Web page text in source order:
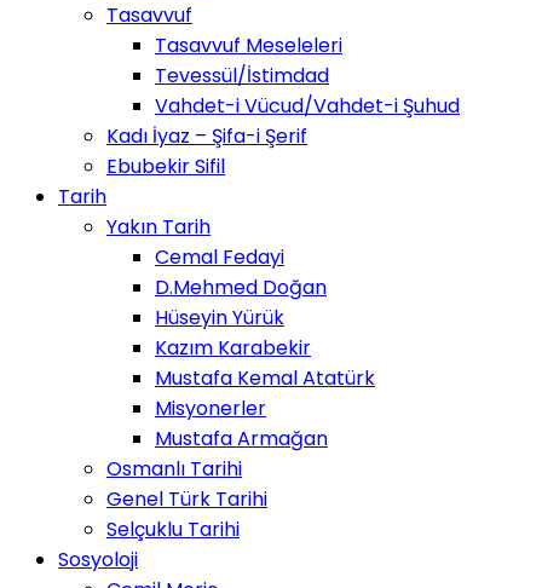
Tasavvuf
Tasavvuf Meseleleri
Tevessül/İstimdad
Vahdet-i Vücud/Vahdet-i Şuhud
Kadı İyaz – Şifa-i Şerif
Ebubekir Sifil
Tarih
Yakın Tarih
Cemal Fedayi
D.Mehmed Doğan
Hüseyin Yürük
Kazım Karabekir
Mustafa Kemal Atatürk
Misyonerler
Mustafa Armağan
Osmanlı Tarihi
Genel Türk Tarihi
Selçuklu Tarihi
Sosyoloji